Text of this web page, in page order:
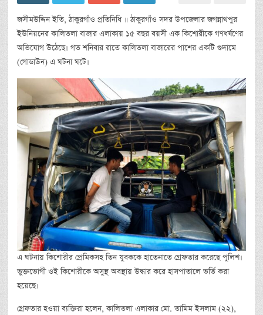
জসীমউদ্দিন ইতি, ঠাকুরগাঁও প্রতিনিধি ॥ ঠাকুরগাঁও সদর উপজেলার জগন্নাথপুর
ইউনিয়নের কালিতলা বাজার এলাকায় ১৫ বছর বয়সী এক কিশোরীকে গণধর্ষণের
অভিযোগ উঠেছে। গত শনিবার রাতে কালিতলা বাজারের পাশের একটি গুদামে
(গোডাউন) এ ঘটনা ঘটে।
এ ঘটনায় কিশোরীর প্রেমিকসহ তিন যুবককে হাতেনাতে গ্রেফতার করেছে পুলিশ।
ভুক্তভোগী ওই কিশোরীকে অসুস্থ অবস্থায় উদ্ধার করে হাসপাতালে ভর্তি করা
হয়েছে।
গ্রেফতার হওয়া ব্যক্তিরা হলেন, কালিতলা এলাকার মো. তামিম ইসলাম (২২),